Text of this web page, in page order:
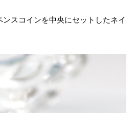
ンスコインを中央にセットしたネイ